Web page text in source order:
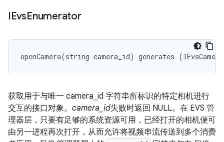
IEvsEnumerator
openCamera(string camera_id) generates (IEvsCamera
获取用于与唯一 camera_id 字符串所标识的特定相机进行
交互的接口对象。 camera_id失败时返回 NULL。在 EVS 管
理器层，只要有足够的系统资源可用，已经打开的相机便可
由另一进程再次打开，从而允许将视频串流传送到多个消费